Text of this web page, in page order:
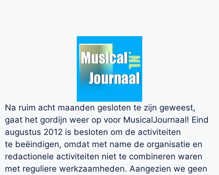
Na ruim acht maanden gesloten te zijn geweest,
gaat het gordijn weer op voor MusicalJournaal! Eind
augustus 2012 is besloten om de activiteiten
te beëindigen, omdat met name de organisatie en
redactionele activiteiten niet te combineren waren
met reguliere werkzaamheden. Aangezien we geen